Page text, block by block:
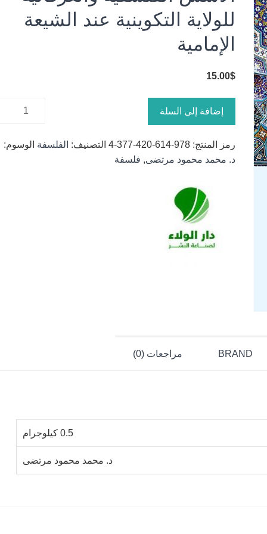
للولاية التكوينية عند الشيعة
الإمامية
15.00$
والعرفانية
إضافة إلى السلة
رمز المنتج: 978-614-420-377-4 التصنيف: الفلسفة الوسوم:
د. محمد محمود مرتضى, فلسفة
BRAND مراجعات (0)
0.5 كيلوجرام
د. محمد محمود مرتضى